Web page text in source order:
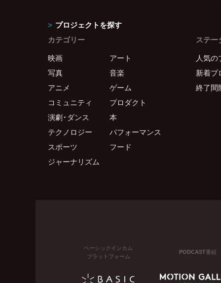
プロジェクトを探す
カテゴリー
映画
アート
写真
音楽
アニメ
ゲーム
コミュニティ
プロダクト
演劇・ダンス
本
テクノロジー
パフォーマンス
スポーツ
フード
ジャーナリズム
ステー
人気の
新着プ
終了間
ベーシックインカム
プラットフォーム
PODCAST番組